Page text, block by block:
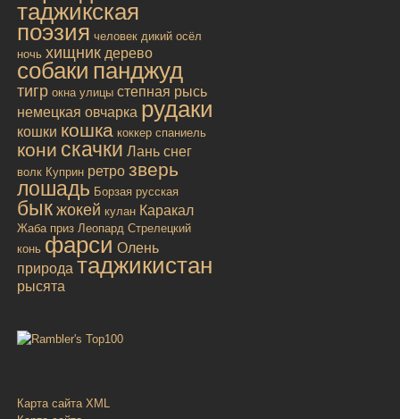
таджикская
поэзия человек дикий осёл
ночь хищник дерево
собаки панджуд
тигр окна улицы степная рысь
немецкая овчарка рудаки
кошки кошка коккер спаниель
кони скачки Лань снег
волк Куприн ретро зверь
лошадь Борзая русская
бык жокей кулан Каракал
Жаба приз Леопард Стрелецкий
конь фарси Олень
природа таджикистан
рысята
Карта сайта XML